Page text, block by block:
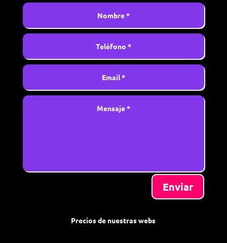
Enviar
Precios de nuestras webs